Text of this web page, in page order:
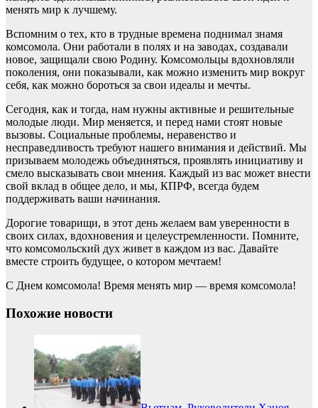
менять мир к лучшему.
Вспомним о тех, кто в трудные времена поднимал знамя
комсомола. Они работали в полях и на заводах, создавали
новое, защищали свою Родину. Комсомольцы вдохновляли
поколения, они показывали, как можно изменить мир вокруг
себя, как можно бороться за свои идеалы и мечты.
Сегодня, как и тогда, нам нужны активные и решительные
молодые люди. Мир меняется, и перед нами стоят новые
вызовы. Социальные проблемы, неравенство и
несправедливость требуют нашего внимания и действий. Мы
призываем молодежь объединяться, проявлять инициативу и
смело высказывать свои мнения. Каждый из вас может внести
свой вклад в общее дело, и мы, КПРФ, всегда будем
поддерживать ваши начинания.
Дорогие товарищи, в этот день желаем вам уверенности в
своих силах, вдохновения и целеустремленности. Помните,
что комсомольский дух живет в каждом из вас. Давайте
вместе строить будущее, о котором мечтаем!
С Днем комсомола! Время менять мир — время комсомола!
Похожие новости